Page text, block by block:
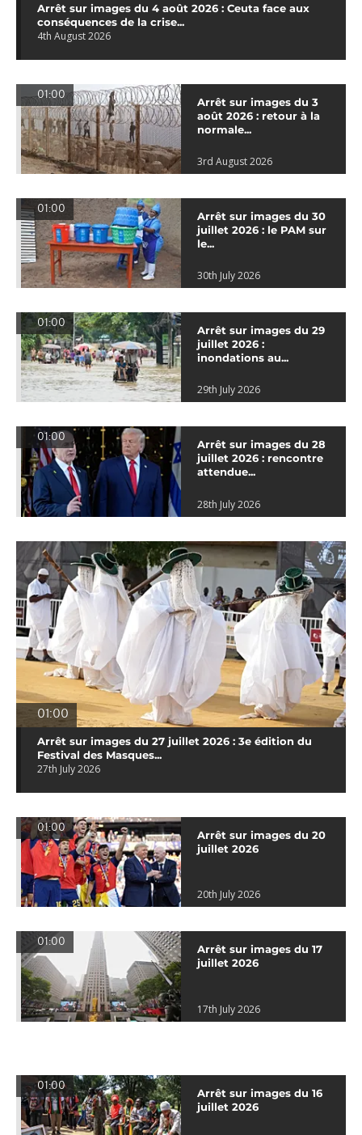
Arrêt sur images du 4 août 2026 : Ceuta face aux
conséquences de la crise...
4th August 2026
01:00
Arrêt sur images du 3
août 2026 : retour à la
normale...
3rd August 2026
01:00
Arrêt sur images du 30
juillet 2026 : le PAM sur
le...
30th July 2026
01:00
Arrêt sur images du 29
juillet 2026 :
inondations au...
29th July 2026
01:00
Arrêt sur images du 28
juillet 2026 : rencontre
attendue...
28th July 2026
01:00
Arrêt sur images du 27 juillet 2026 : 3e édition du
Festival des Masques...
27th July 2026
01:00
Arrêt sur images du 20
juillet 2026
20th July 2026
01:00
Arrêt sur images du 17
juillet 2026
17th July 2026
01:00
Arrêt sur images du 16
juillet 2026